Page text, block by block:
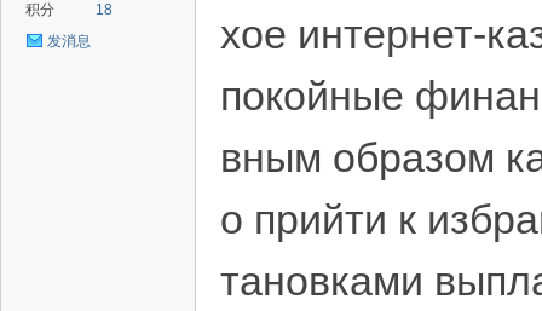
积分
18
发消息
хое интернет-
покойные
вным образом
о прийти к
тановками